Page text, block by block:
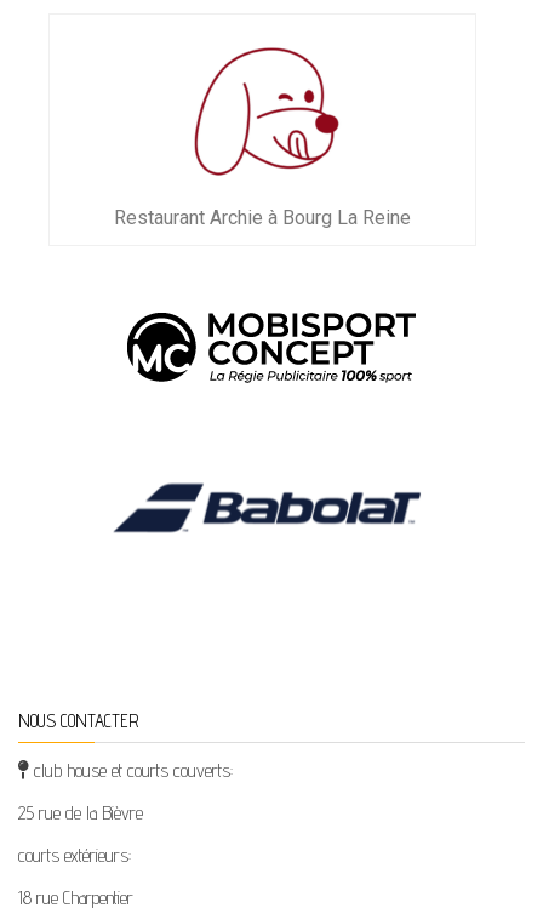
Restaurant Archie à Bourg La Reine
NOUS CONTACTER
club house et courts couverts:
25 rue de la Bièvre
courts extérieurs:
18 rue Charpentier